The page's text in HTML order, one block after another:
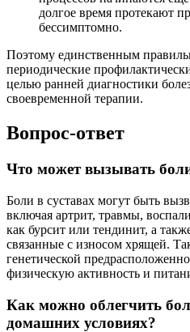
долгое время протекают
бессимптомно.
Поэтому единственным
периодические
целью ранней диагностики
своевременной терапии.
Вопрос-ответ
Что может вызывать
Боли в суставах могут быть
включая артрит, травмы,
как бурсит или тендинит, а
связанные с износом хрящей.
генетической
физическую активность и
Как можно облегчить
домашних условиях?